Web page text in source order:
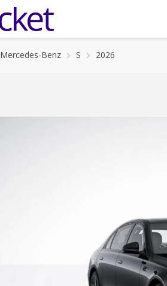
Mercedes-Benz S 2026